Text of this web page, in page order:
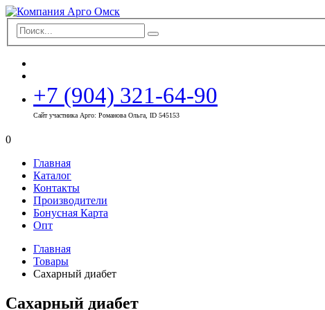
+7 (904) 321-64-90
Сайт участника Арго: Романова Ольга, ID 545153
0
Главная
Каталог
Контакты
Производители
Бонусная Карта
Опт
Главная
Товары
Сахарный диабет
Сахарный диабет